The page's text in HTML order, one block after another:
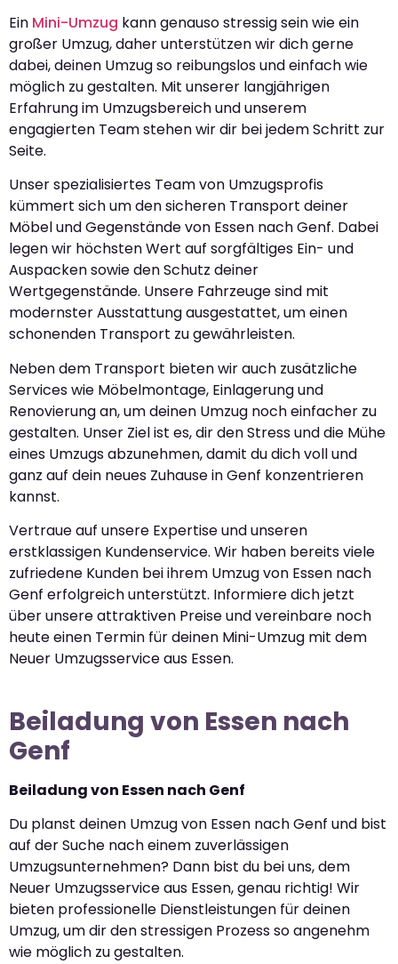
Ein Mini-Umzug kann genauso stressig sein wie ein
großer Umzug, daher unterstützen wir dich gerne
dabei, deinen Umzug so reibungslos und einfach wie
möglich zu gestalten. Mit unserer langjährigen
Erfahrung im Umzugsbereich und unserem
engagierten Team stehen wir dir bei jedem Schritt zur
Seite.
Unser spezialisiertes Team von Umzugsprofis
kümmert sich um den sicheren Transport deiner
Möbel und Gegenstände von Essen nach Genf. Dabei
legen wir höchsten Wert auf sorgfältiges Ein- und
Auspacken sowie den Schutz deiner
Wertgegenstände. Unsere Fahrzeuge sind mit
modernster Ausstattung ausgestattet, um einen
schonenden Transport zu gewährleisten.
Neben dem Transport bieten wir auch zusätzliche
Services wie Möbelmontage, Einlagerung und
Renovierung an, um deinen Umzug noch einfacher zu
gestalten. Unser Ziel ist es, dir den Stress und die Mühe
eines Umzugs abzunehmen, damit du dich voll und
ganz auf dein neues Zuhause in Genf konzentrieren
kannst.
Vertraue auf unsere Expertise und unseren
erstklassigen Kundenservice. Wir haben bereits viele
zufriedene Kunden bei ihrem Umzug von Essen nach
Genf erfolgreich unterstützt. Informiere dich jetzt
über unsere attraktiven Preise und vereinbare noch
heute einen Termin für deinen Mini-Umzug mit dem
Neuer Umzugsservice aus Essen.
Beiladung von Essen nach
Genf
Beiladung von Essen nach Genf
Du planst deinen Umzug von Essen nach Genf und bist
auf der Suche nach einem zuverlässigen
Umzugsunternehmen? Dann bist du bei uns, dem
Neuer Umzugsservice aus Essen, genau richtig! Wir
bieten professionelle Dienstleistungen für deinen
Umzug, um dir den stressigen Prozess so angenehm
wie möglich zu gestalten.